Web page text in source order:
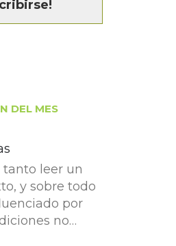
DEL MES
tanto leer un
y sobre todo
por
no